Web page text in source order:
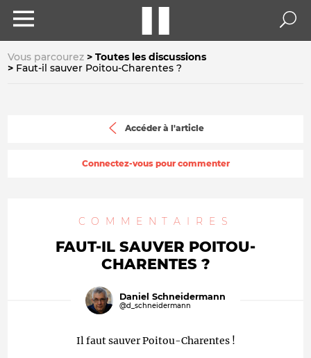
Vous parcourez
Toutes les discussions
Faut-il sauver Poitou-Charentes ?
Accéder à l'article
Connectez-vous pour commenter
COMMENTAIRES
FAUT-IL SAUVER POITOU-
CHARENTES ?
Daniel Schneidermann
@d_schneidermann
Il faut sauver Poitou-Charentes !